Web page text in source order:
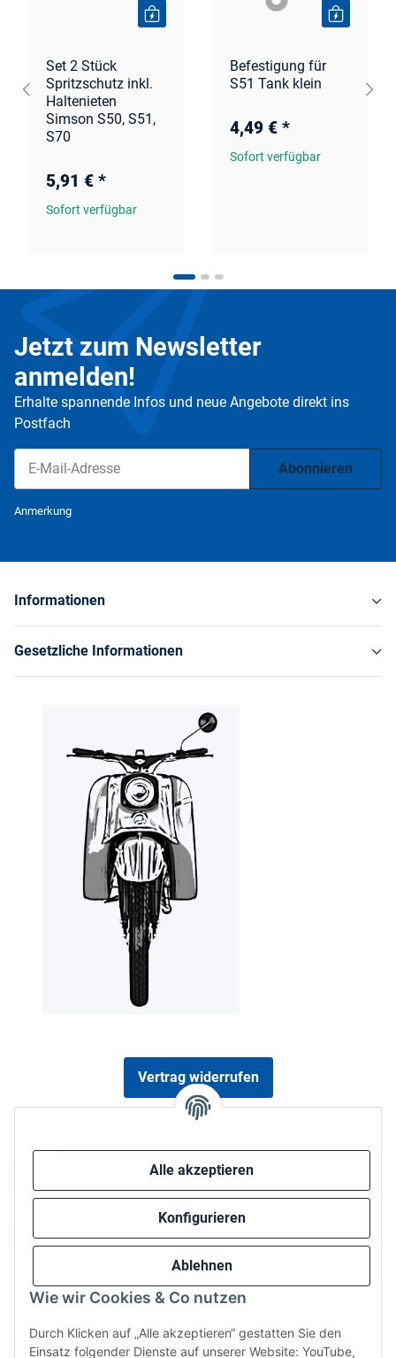
Alle akzeptieren
Konfigurieren
Ablehnen
Wie wir Cookies & Co nutzen
Durch Klicken auf „Alle akzeptieren“ gestatten Sie den
Einsatz folgender Dienste auf unserer Website: YouTube,
Set 2 Stück
Spritzschutz inkl.
Haltenieten
Simson S50, S51,
S70
5,91 € *
Sofort verfügbar
Befestigung für
S51 Tank klein
4,49 € *
Sofort verfügbar
Jetzt zum Newsletter
anmelden!
Erhalte spannende Infos und neue Angebote direkt ins
Postfach
Abonnieren
Anmerkung
Informationen
Gesetzliche Informationen
Vertrag widerrufen
Wir versenden via: